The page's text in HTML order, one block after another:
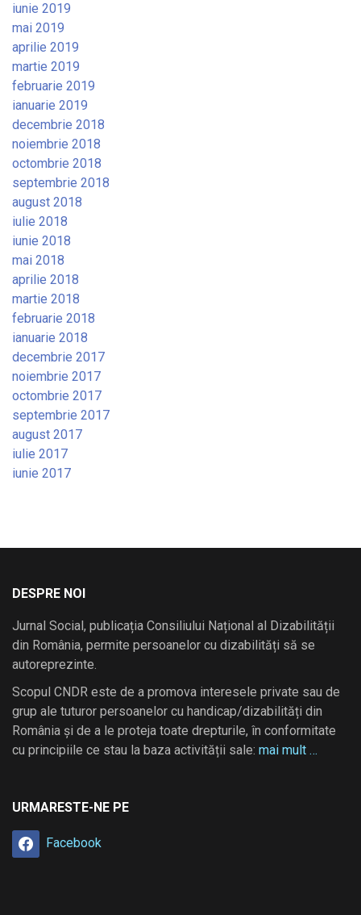
iunie 2019
mai 2019
aprilie 2019
martie 2019
februarie 2019
ianuarie 2019
decembrie 2018
noiembrie 2018
octombrie 2018
septembrie 2018
august 2018
iulie 2018
iunie 2018
mai 2018
aprilie 2018
martie 2018
februarie 2018
ianuarie 2018
decembrie 2017
noiembrie 2017
octombrie 2017
septembrie 2017
august 2017
iulie 2017
iunie 2017
DESPRE NOI
Jurnal Social, publicația Consiliului Național al Dizabilității
din România, permite persoanelor cu dizabilități să se
autoreprezinte.
Scopul CNDR este de a promova interesele private sau de
grup ale tuturor persoanelor cu handicap/dizabilități din
România și de a le proteja toate drepturile, în conformitate
cu principiile ce stau la baza activității sale: mai mult …
URMARESTE-NE PE
Facebook